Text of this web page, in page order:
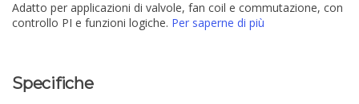
Adatto per applicazioni di valvole, fan coil e commutazione, con
controllo PI e funzioni logiche. Per saperne di più
Specifiche